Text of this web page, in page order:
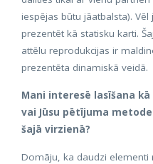
iespējas būtu jāatbalsta).
prezentēt kā statisku karti.
attēlu reprodukcijas ir
prezentēta dinamiskā veidā.
Mani interesē lasīšana
vai Jūsu pētījuma
šajā virzienā?
Domāju, ka daudzi elementi